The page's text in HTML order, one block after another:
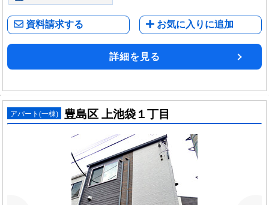
資料請求する お気に入りに追加
詳細を見る
アパート(一棟) 豊島区 上池袋１丁目